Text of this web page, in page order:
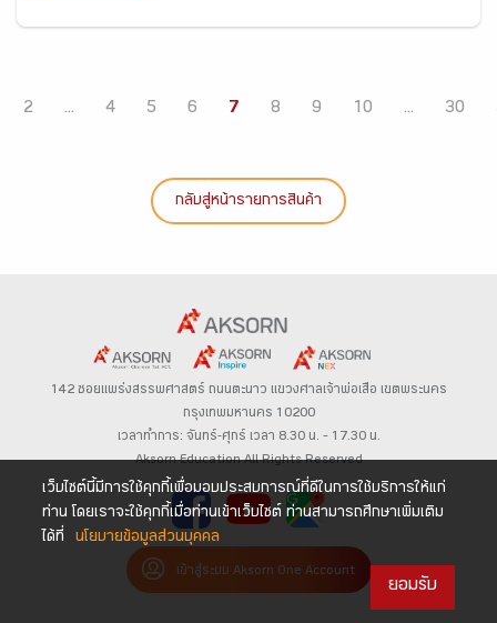
2 ... 4 5 6 7 8 9 10 ... 30
กลับสู่หน้ารายการสินค้า
142 ซอยแพร่งสรรพศาสตร์ ถนนตะนาว แขวงศาลเจ้าพ่อเสือ เขตพระนคร
กรุงเทพมหานคร 10200
เวลาทำการ: จันทร์-ศุกร์ เวลา 8.30 น. – 17.30 น.
Aksorn Education All Rights Reserved
เข้าสู่ระบบ Aksorn One Account
เว็บไซต์นี้มีการใช้คุกกี้เพื่อมอบประสบการณ์ที่ดีในการใช้บริการให้แก่
ท่าน โดยเราจะใช้คุกกี้เมื่อท่านเข้าเว็บไซต์ ท่านสามารถศึกษาเพิ่มเติม
ได้ที่
นโยบายข้อมูลส่วนบุคคล
ยอมรับ